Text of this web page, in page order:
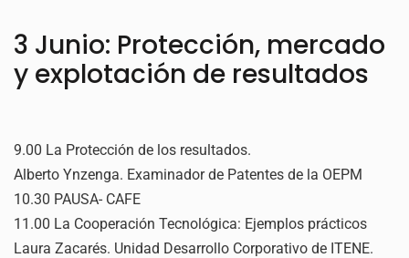
3 Junio: Protección, mercado
y explotación de resultados
9.00 La Protección de los resultados.
Alberto Ynzenga. Examinador de Patentes de la OEPM
10.30 PAUSA- CAFE
11.00 La Cooperación Tecnológica: Ejemplos prácticos
Laura Zacarés. Unidad Desarrollo Corporativo de ITENE.